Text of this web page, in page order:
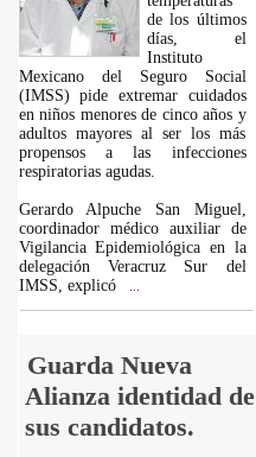
de los últimos
días, el
Instituto
Mexicano del Seguro Social
(IMSS) pide extremar cuidados
en niños menores de cinco años y
adultos mayores al ser los más
propensos a las infecciones
respiratorias agudas.
Gerardo Alpuche San Miguel,
coordinador médico auxiliar de
Vigilancia Epidemiológica en la
delegación Veracruz Sur del
IMSS, explicó
Guarda Nueva
Alianza identidad de
sus candidatos.